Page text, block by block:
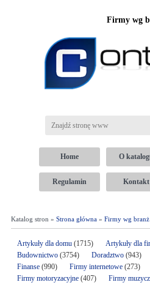
Firmy wg
Home O
Regulamin Kontakt
Katalog stron » Strona główna» Firmy wg branż
Artykuły dla domu(1715) Artykuły dla
Budownictwo(3754) Doradztwo(943)
Finanse(990) Firmy internetowe (273)
Firmy motoryzacyjne(407) Firmy